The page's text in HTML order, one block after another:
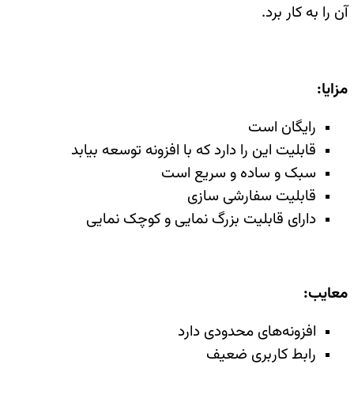
آن را به کار برد.
مزایا:
رایگان است
قابلیت این را دارد که با افزونه توسعه بیابد
سبک و ساده و سریع است
قابلیت سفارشی سازی
دارای قابلیت بزرگ نمایی و کوچک نمایی
معایب:
افزونه‌های محدودی دارد
رابط کاربری ضعیف